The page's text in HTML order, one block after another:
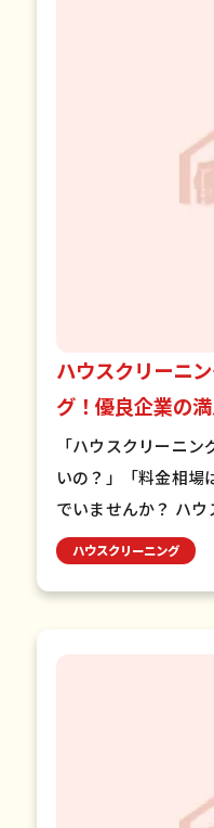
ハウスクリーニ
グ！優良企業の
「ハウスクリーニ
いの？」「料金相場
でいませんか？ ハ
は、掃除のクオリテ
チェックすることが
ハウスクリーニング